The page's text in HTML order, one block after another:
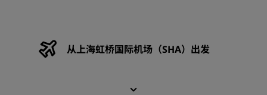
从上海虹桥国际机场（SHA）出发